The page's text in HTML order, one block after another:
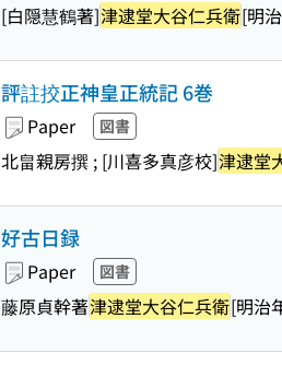
[白隠慧鶴著]津逮堂大谷仁兵衛[明
評註挍正神皇正統記 6巻
Paper 図書
北畠親房撰 ; [川喜多真彦校]津逮堂
好古日録
Paper 図書
藤原貞幹著津逮堂大谷仁兵衛[明治